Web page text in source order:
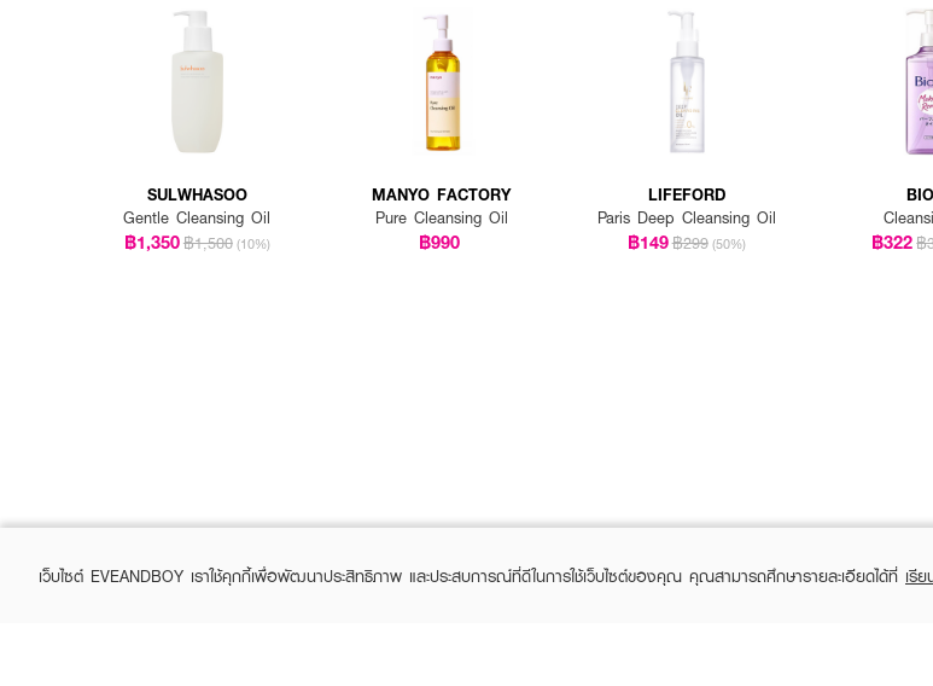
SULWHASOO
Gentle Cleansing Oil
฿1,350฿1,500 (10%)
MANYO FACTORY
Pure Cleansing Oil
฿990
LIFEFORD
Paris Deep Cleansing Oil
฿149฿299 (50%) ฿322฿
เว็บไซต์ EVEANDBOY เราใช้คุกกี้เพื่อพัฒนาประสิทธิภาพ และประสบการณ์ที่ดีในการใช้เว็บไซต์ของคุณ คุณสามารถศึกษารายละเอียดได้ที่ เรี